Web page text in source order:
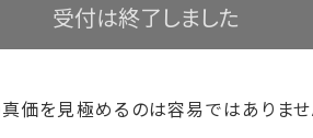
受付は終了しました
価を見極めるのは容易ではありませ